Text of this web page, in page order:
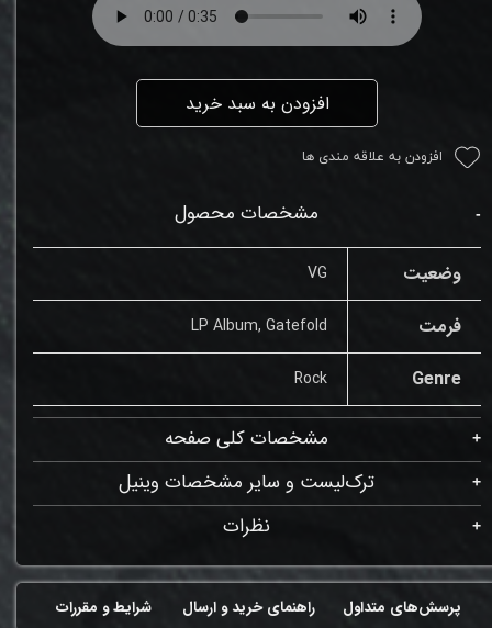
افزودن به سبد خرید
افزودن به علاقه مندی ها
مشخصات محصول
وضعیت VG
فرمت LP Album, Gatefold
Genre
Rock
مشخصات کلی صفحه
ترک‌لیست و سایر مشخصات وینیل
نظرات
شرایط و مقررات راهنمای خرید و ارسال پرسش‌های متداول